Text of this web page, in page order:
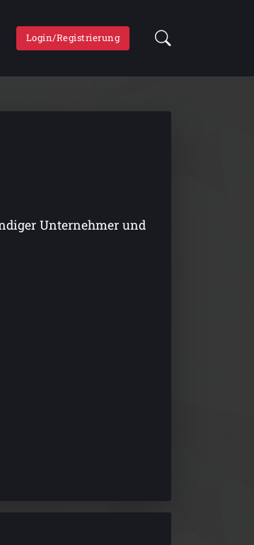
Login/Registrierung
Unternehmer und